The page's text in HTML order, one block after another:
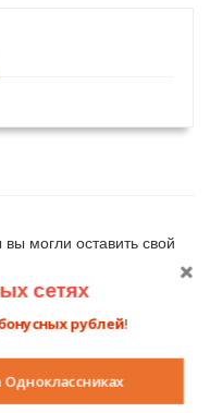
вы могли оставить свой
сетях
рублей!
Одноклассниках